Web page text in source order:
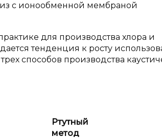
с ионообменной мембраной
для производства хлора и
тенденция к росту
способов производства
Ртутный
метод